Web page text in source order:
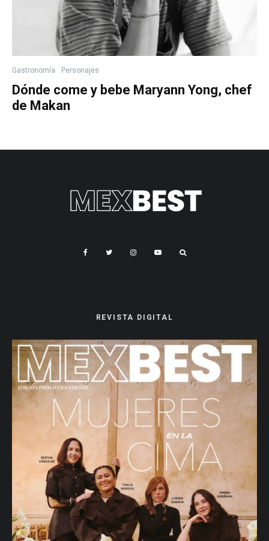
Gastronomía Personajes
Dónde come y bebe Maryann Yong, chef
de Makan
REVISTA DIGITAL